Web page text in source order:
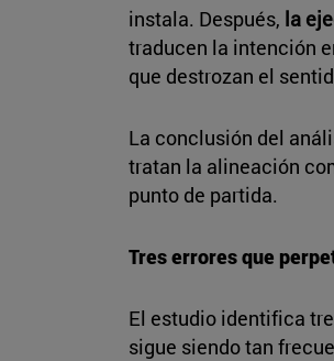
instala. Después, la
traducen la intención
que destrozan el
La conclusión del
tratan la alineación
punto de partida.
Tres errores que
El estudio identifica
sigue siendo tan